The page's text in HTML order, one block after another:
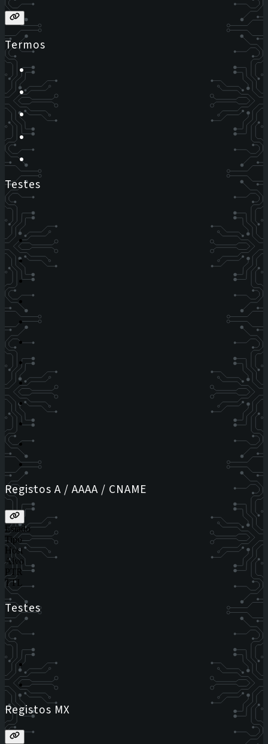
Termos
Testes
Registos A / AAAA / CNAME
Estado
Tipo
Host
Alvo
PTR
TTL
Testes
Registos MX